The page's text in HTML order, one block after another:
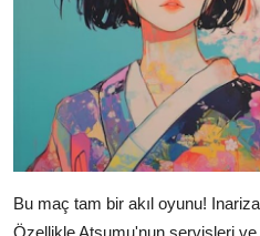
Bu maç tam bir akıl oyunu!
Özellikle Atsumu'nun servisleri ve